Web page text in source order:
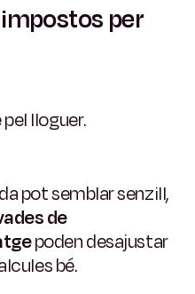
per
lloguer.
pot semblar senzill,
de
poden desajustar
bé.